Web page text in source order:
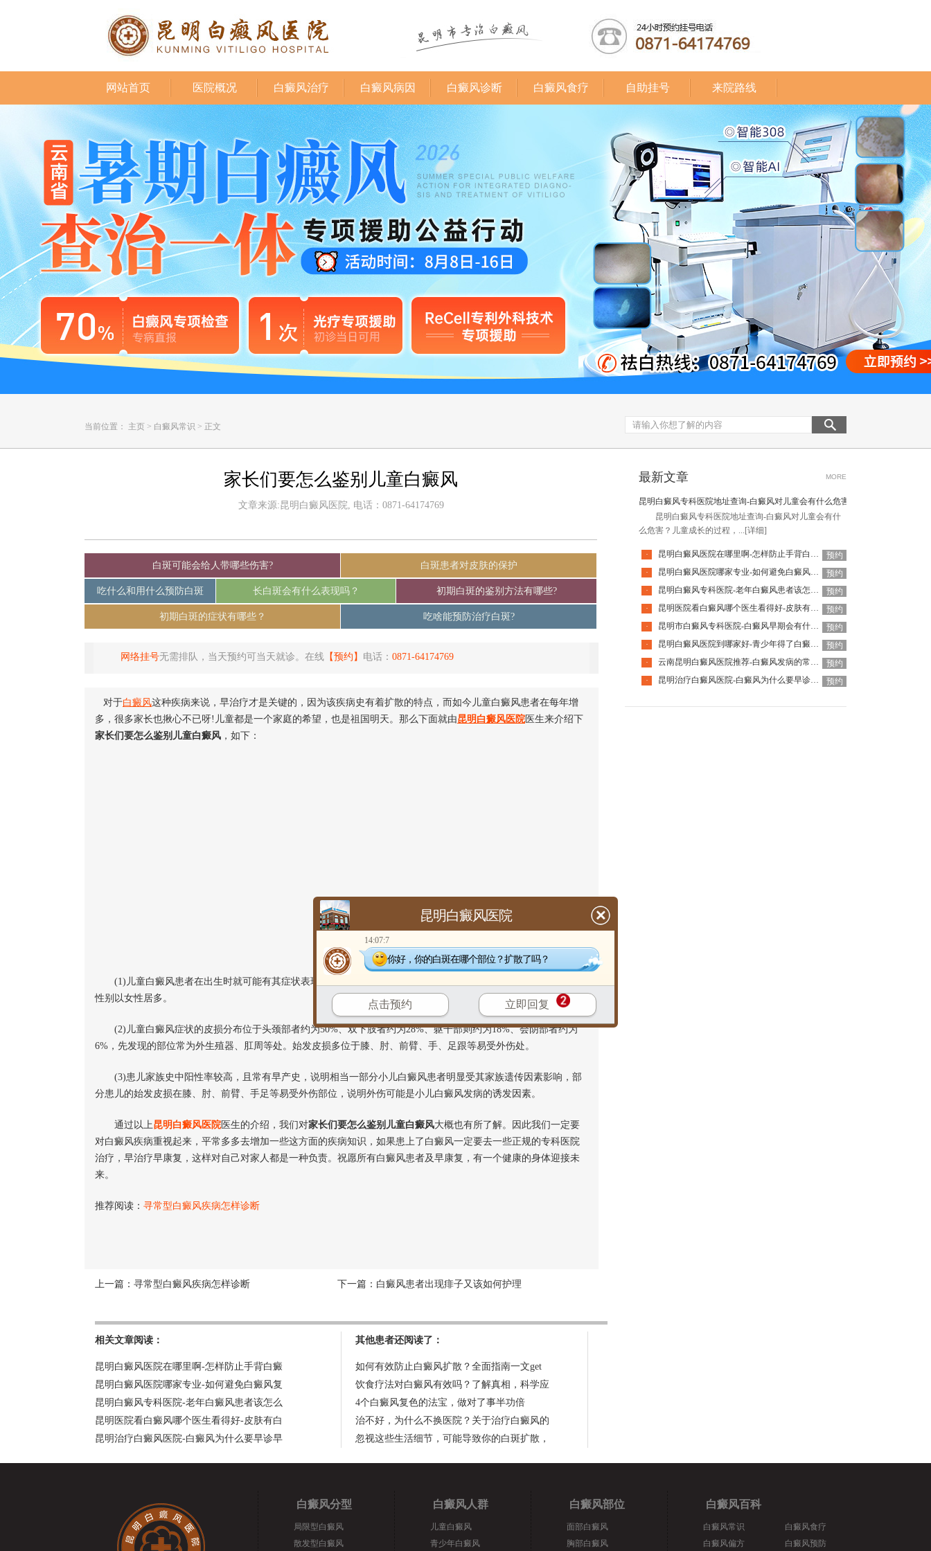
网站首页 医院概况 白癜风治疗 白癜风病因 白癜风诊断 白癜风食疗 自助挂号 来院路线
当前位置： 主页 > 白癜风常识 > 正文
家长们要怎么鉴别儿童白癜风
文章来源:昆明白癜风医院, 电话：0871-64174769
白斑可能会给人带哪些伤害? 白斑患者对皮肤的保护
吃什么和用什么预防白斑 长白斑会有什么表现吗？ 初期白斑的鉴别方法有哪些?
初期白斑的症状有哪些？ 吃啥能预防治疗白斑?
网络挂号无需排队，当天预约可当天就诊。在线 【预约】 电话： 0871-64174769
对于白癜风这种疾病来说，早治疗才是关键的，因为该疾病史有着扩散的特点，而如今儿童白癜风患者在每年增
多，很多家长也揪心不已呀!儿童都是一个家庭的希望，也是祖国明天。那么下面就由昆明白癜风医院 医生来介绍下
家长们要怎么鉴别儿童白癜风 ，如下：
(1)儿童白癜风患者在出生时就可能有其症状表现，10岁以前发病的，约占白癜风患者总人数七分之一，且患儿
性别以女性居多。
(2)儿童白癜风症状的皮损分布位于头颈部者约为50%、双下肢者约为28%、躯干部则约为18%、会阴部者约为
6%，先发现的部位常为外生殖器、肛周等处。始发皮损多位于膝、肘、前臂、手、足跟等易受外伤处。
(3)患儿家族史中阳性率较高，且常有早产史，说明相当一部分小儿白癜风患者明显受其家族遗传因素影响，部
分患儿的始发皮损在膝、肘、前臂、手足等易受外伤部位，说明外伤可能是小儿白癜风发病的诱发因素。
通过以上昆明白癜风医院 医生的介绍，我们对家长们要怎么鉴别儿童白癜风大概也有所了解。因此我们一定要
对白癜风疾病重视起来，平常多多去增加一些这方面的疾病知识，如果患上了白癜风一定要去一些正规的专科医院
治疗，早治疗早康复，这样对自己对家人都是一种负责。祝愿所有白癜风患者及早康复，有一个健康的身体迎接未
来。
推荐阅读： 寻常型白癜风疾病怎样诊断
上一篇： 寻常型白癜风疾病怎样诊断 下一篇： 白癜风患者出现痱子又该如何护理
相关文章阅读：
昆明白癜风医院在哪里啊-怎样防止手背白癜
昆明白癜风医院哪家专业-如何避免白癜风复
昆明白癜风专科医院-老年白癜风患者该怎么
昆明医院看白癜风哪个医生看得好-皮肤有白
昆明治疗白癜风医院-白癜风为什么要早诊早
其他患者还阅读了：
如何有效防止白癜风扩散？全面指南一文get
饮食疗法对白癜风有效吗？了解真相，科学应
4个白癜风复色的法宝，做对了事半功倍
治不好，为什么不换医院？关于治疗白癜风的
忽视这些生活细节，可能导致你的白斑扩散，
最新文章 MORE
昆明白癜风专科医院地址查询-白癜风对儿童会有什么危害
昆明白癜风专科医院地址查询-白癜风对儿童会有什
么危害？儿童成长的过程，... [详细]
· 昆明白癜风医院在哪里啊-怎样防止手背白癜风扩散呢
预约
·
昆明白癜风医院哪家专业-如何避免白癜风复发呢
预约
·
昆明白癜风专科医院-老年白癜风患者该怎么有效应对疾病
预约
·
昆明医院看白癜风哪个医生看得好-皮肤有白癜风后该怎么护理
预约
·
昆明市白癜风专科医院-白癜风早期会有什么症状
预约
·
昆明白癜风医院到哪家好-青少年得了白癜风该怎么科学治疗呢
预约
·
云南昆明白癜风医院推荐-白癜风发病的常见诱因是什么
预约
·
昆明治疗白癜风医院-白癜风为什么要早诊早治 预约
白癜风分型
局限型白癜风
散发型白癜风
白癜风人群
儿童白癜风
青少年白癜风
白癜风部位
面部白癜风
胸部白癜风
白癜风百科
白癜风常识
白癜风偏方
白癜风食疗
白癜风预防
昆明白癜风医院
14:07:7
你好，你的白斑在哪个部位？扩散了吗？
点击预约 立即回复